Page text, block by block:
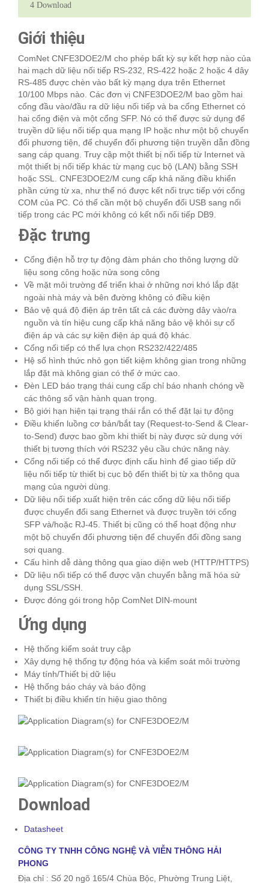
4 Download
Giới thiệu
ComNet CNFE3DOE2/M cho phép bất kỳ sự kết hợp nào của
hai mạch dữ liệu nối tiếp RS-232, RS-422 hoặc 2 hoặc 4 dây
RS-485 được chèn vào bất kỳ mạng dựa trên Ethernet
10/100 Mbps nào. Các đơn vị CNFE3DOE2/M bao gồm hai
cổng đầu vào/đầu ra dữ liệu nối tiếp và ba cổng Ethernet có
hai cổng điện và một cổng SFP. Nó có thể được sử dụng để
truyền dữ liệu nối tiếp qua mạng IP hoặc như một bộ chuyển
đổi phương tiện, để chuyển đổi phương tiện truyền dẫn đồng
sang cáp quang. Truy cập một thiết bị nối tiếp từ Internet và
một thiết bị nối tiếp khác từ mạng cục bộ (LAN) bằng SSH
hoặc SSL. CNFE3DOE2/M cung cấp khả năng điều khiển
phần cứng từ xa, như thể nó được kết nối trực tiếp với cổng
COM của PC. Có thể cần một bộ chuyển đổi USB sang nối
tiếp trong các PC mới không có kết nối nối tiếp DB9.
Đặc trưng
Cổng điện hỗ trợ tự động đàm phán cho thông lượng dữ
liệu song công hoặc nửa song công
Về mặt môi trường để triển khai ở những nơi khó lắp đặt
ngoài nhà máy và bên đường không có điều kiện
Bảo vệ quá độ điện áp trên tất cả các đường dây vào/ra
nguồn và tín hiệu cung cấp khả năng bảo vệ khỏi sự cố
điện áp và các sự kiện điện áp quá độ khác.
Cổng nối tiếp có thể lựa chọn RS232/422/485
Hệ số hình thức nhỏ gọn tiết kiệm không gian trong những
lắp đặt mà không gian có thể ở mức cao.
Đèn LED báo trạng thái cung cấp chỉ báo nhanh chóng về
các thông số vận hành quan trọng.
Bộ giới hạn hiện tại trạng thái rắn có thể đặt lại tự động
Điều khiển luồng cơ bản/bắt tay (Request-to-Send & Clear-
to-Send) được bao gồm khi thiết bị này được sử dụng với
thiết bị tương thích với RS232 yêu cầu chức năng này.
Cổng nối tiếp có thể được định cấu hình để giao tiếp dữ
liệu nối tiếp từ thiết bị cục bộ đến thiết bị từ xa thông qua
mạng của người dùng.
Dữ liệu nối tiếp xuất hiện trên các cổng dữ liệu nối tiếp
được chuyển đổi sang Ethernet và được truyền tới cổng
SFP và/hoặc RJ-45. Thiết bị cũng có thể hoạt động như
một bộ chuyển đổi phương tiện để chuyển đổi đồng sang
sợi quang.
Cấu hình dễ dàng thông qua giao diện web (HTTP/HTTPS)
Dữ liệu nối tiếp có thể được vận chuyển bằng mã hóa sử
dụng SSL/SSH.
Được đóng gói trong hộp ComNet DIN-mount
Ứng dụng
Hệ thống kiểm soát truy cập
Xây dựng hệ thống tự động hóa và kiểm soát môi trường
Máy tính/Thiết bị dữ liệu
Hệ thống báo cháy và báo động
Thiết bị điều khiển tín hiệu giao thông
Download
Datasheet
CÔNG TY TNHH CÔNG NGHỆ VÀ VIỄN THÔNG HẢI
PHONG
Địa chỉ : Số 20 ngõ 165/4 Chùa Bộc, Phường Trung Liệt,